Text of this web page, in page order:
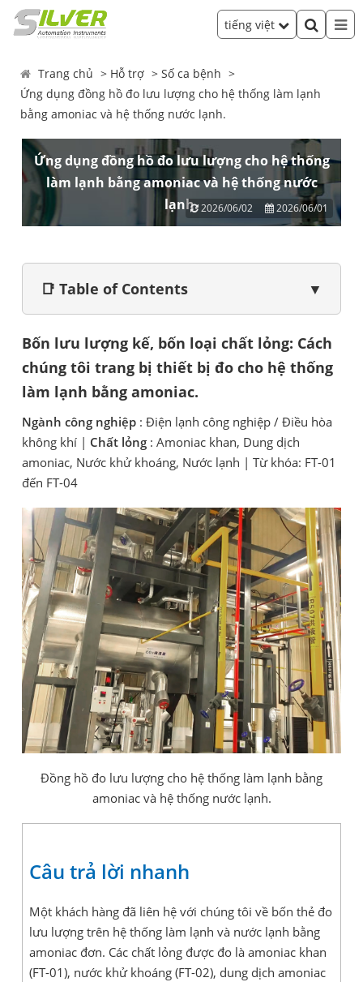
tiếng việt
Trang chủ Hỗ trợ
Số ca bệnh
Ứng dụng đồng hồ đo lưu lượng cho hệ thống làm lạnh
bằng amoniac và hệ thống nước lạnh.
Ứng dụng đồng hồ đo lưu lượng cho hệ thống
làm lạnh bằng amoniac và hệ thống nước
lạnh.2026/06/02 2026/06/01
📑 Table of Contents ▼
Bốn lưu lượng kế, bốn loại chất lỏng: Cách
chúng tôi trang bị thiết bị đo cho hệ thống
làm lạnh bằng amoniac.
Ngành công nghiệp : Điện lạnh công nghiệp / Điều hòa
không khí | Chất lỏng : Amoniac khan, Dung dịch
amoniac, Nước khử khoáng, Nước lạnh | Từ khóa: FT-01
đến FT-04
Đồng hồ đo lưu lượng cho hệ thống làm lạnh bằng
amoniac và hệ thống nước lạnh.
Câu trả lời nhanh
Một khách hàng đã liên hệ với chúng tôi về bốn thẻ đo
lưu lượng trên hệ thống làm lạnh và nước lạnh bằng
amoniac đơn. Các chất lỏng được đo là amoniac khan
(FT-01), nước khử khoáng (FT-02), dung dịch amoniac